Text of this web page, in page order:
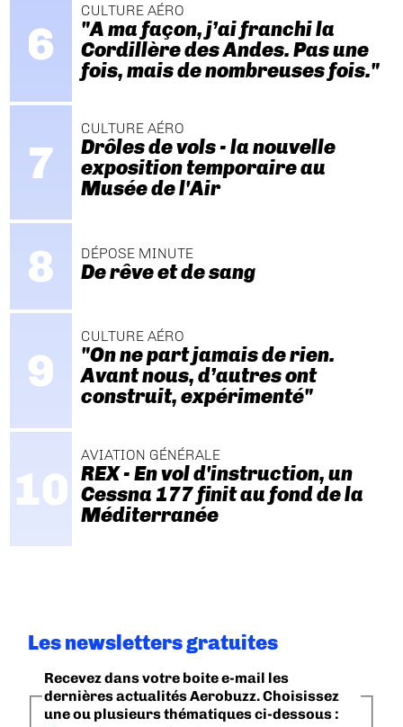
CULTURE AÉRO
"A ma façon, j’ai franchi la
Cordillère des Andes. Pas une
fois, mais de nombreuses fois."
CULTURE AÉRO
Drôles de vols - la nouvelle
exposition temporaire au
Musée de l'Air
DÉPOSE MINUTE
De rêve et de sang
CULTURE AÉRO
"On ne part jamais de rien.
Avant nous, d’autres ont
construit, expérimenté"
AVIATION GÉNÉRALE
REX - En vol d'instruction, un
Cessna 177 finit au fond de la
Méditerranée
Les newsletters gratuites
Recevez dans votre boite e-mail les
dernières actualités Aerobuzz. Choisissez
une ou plusieurs thématiques ci-dessous :